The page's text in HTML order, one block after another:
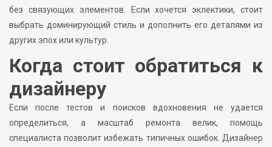
без связующих элементов. Если хочется эклектики, стоит
выбрать доминирующий стиль и дополнить его деталями из
других эпох или культур.
Когда стоит обратиться к
дизайнеру
Если после тестов и поисков вдохновения не удается
определиться, а масштаб ремонта велик, помощь
специалиста позволит избежать типичных ошибок. Дизайнер